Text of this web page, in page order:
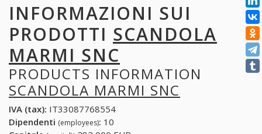
INFORMAZIONI SUI
PRODOTTI SCANDOLA
MARMI SNC
PRODUCTS INFORMATION
SCANDOLA MARMI SNC
IVA (tax): IT33087768554
Dipendenti (employees): 10